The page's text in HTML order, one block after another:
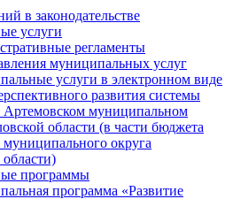
в законодательстве
услуги
регламенты
муниципальных услуг
услуги в электронном виде
развития системы
Артемовском муниципальном
области (в части бюджета
округа
программы
программа «Развитие